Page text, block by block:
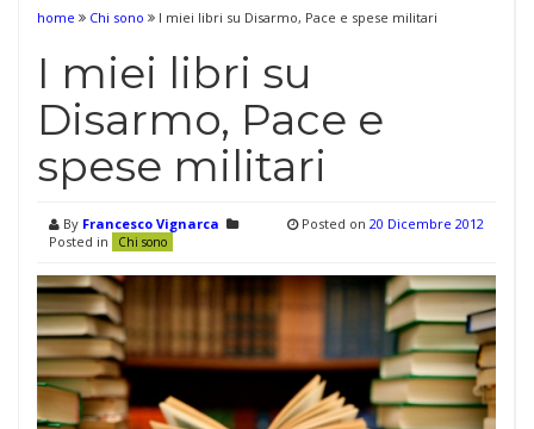
home Chi sono I miei libri su Disarmo, Pace e spese militari
I miei libri su
Disarmo, Pace e
spese militari
By Francesco Vignarca
Posted in
Chi sono
Posted on 20 Dicembre 2012